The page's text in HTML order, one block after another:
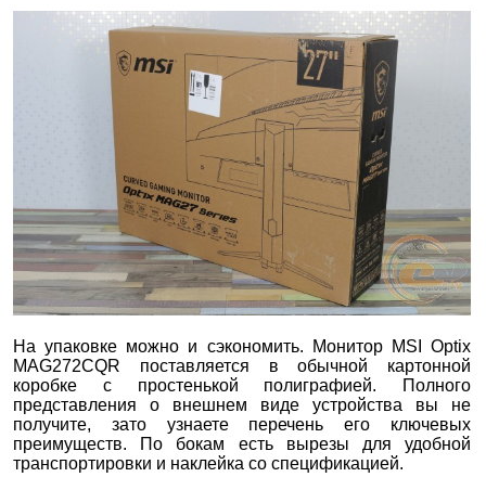
На упаковке можно и сэкономить. Монитор MSI Optix
MAG272CQR поставляется в обычной картонной
коробке с простенькой полиграфией. Полного
представления о внешнем виде устройства вы не
получите, зато узнаете перечень его ключевых
преимуществ. По бокам есть вырезы для удобной
транспортировки и наклейка со спецификацией.